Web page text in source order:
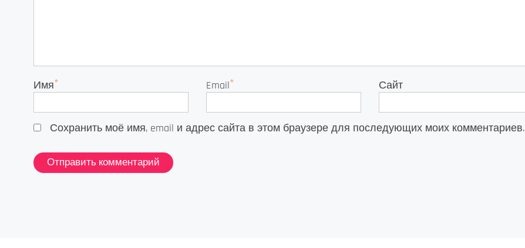
Имя* Email* Сайт
Сохранить моё имя, email и адрес сайта в этом браузере для последующих моих комментариев.